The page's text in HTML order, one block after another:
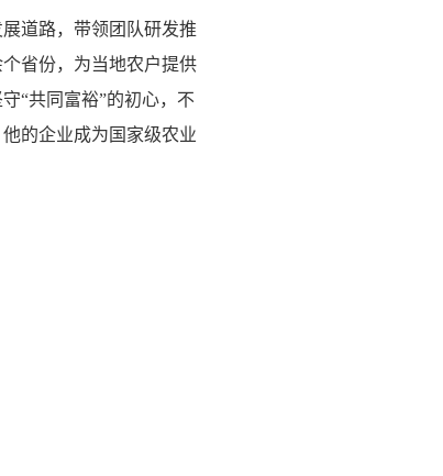
道路，带领团队研发推
省份，为当地农户提供
“共同富裕”的初心，不
的企业成为国家级农业